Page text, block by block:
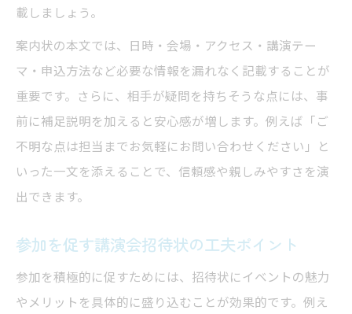
返信率を高める講演会メールの工夫
招待状テンプレートを使った効率的な書き方
講演会招待状テンプレートの選び方と活用
法
無料の講演会案内状テンプレート活用術
講演会案内文例とテンプレートの違いを解
説
テンプレートを応用したオリジナル招待文
載しましょう。
案内状の本文では、日時・会場・アクセス・講演テー
マ・申込方法など必要な情報を漏れなく記載することが
重要です。さらに、相手が疑問を持ちそうな点には、事
前に補足説明を加えると安心感が増します。例えば「ご
不明な点は担当までお気軽にお問い合わせください」と
いった一文を添えることで、信頼感や親しみやすさを演
出できます。
参加を促す講演会招待状の工夫ポイント
参加を積極的に促すためには、招待状にイベントの魅力
やメリットを具体的に盛り込むことが効果的です。例え